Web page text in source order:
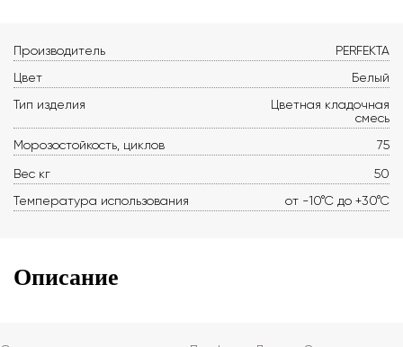
Производитель
PERFEKTA
Цвет
Белый
Тип изделия
Цветная кладочная
смесь
Морозостойкость, циклов
75
Вес кг
50
Температура использования
от -10°С до +30°С
Описание